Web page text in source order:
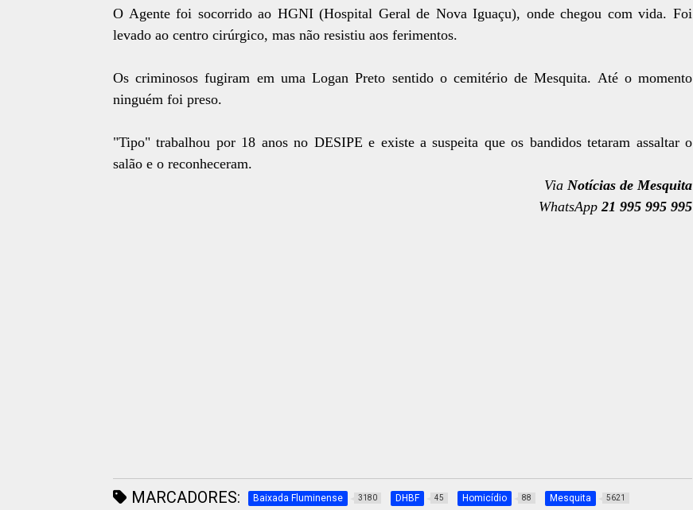
O Agente foi socorrido ao HGNI (Hospital Geral de Nova Iguaçu), onde chegou com vida. Foi
levado ao centro cirúrgico, mas não resistiu aos ferimentos.
Os criminosos fugiram em uma Logan Preto sentido o cemitério de Mesquita. Até o momento
ninguém foi preso.
"Tipo" trabalhou por 18 anos no DESIPE e existe a suspeita que os bandidos tetaram assaltar o
salão e o reconheceram.
Via Notícias de Mesquita
WhatsApp 21 995 995 995
MARCADORES: Baixada Fluminense 3180 DHBF 45 Homicídio 88 Mesquita 5621